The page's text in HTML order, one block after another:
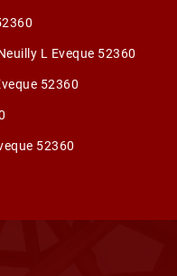
L Eveque 52360
52360
52360